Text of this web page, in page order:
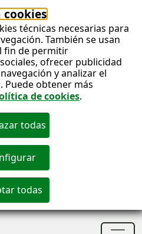
cookies
técnicas necesarias para
También se usan
fin de permitir
ofrecer publicidad
y analizar el
obtener más
de cookies.